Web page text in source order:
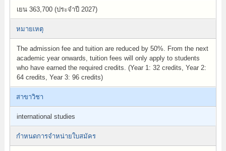
เยน 363,700 (ประจำปี 2027)
หมายเหตุ
The admission fee and tuition are reduced by 50%. From the next
academic year onwards, tuition fees will only apply to students
who have earned the required credits. (Year 1: 32 credits, Year 2:
64 credits, Year 3: 96 credits)
สาขาวิชา
international studies
กำหนดการจำหน่ายใบสมัคร